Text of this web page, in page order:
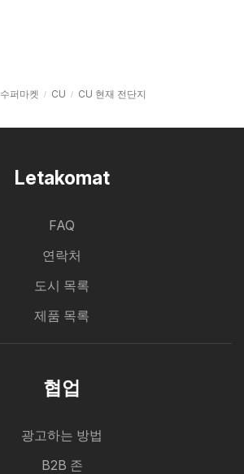
수퍼마켓 CU CU 현재 전단지
Letakomat
FAQ
연락처
도시 목록
제품 목록
협업
광고하는 방법
B2B 존